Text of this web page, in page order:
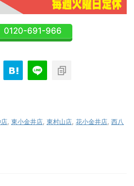
0120-691-966
東小金井店 東村山店 花小金井店 西八